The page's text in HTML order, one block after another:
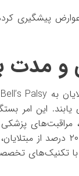
عوارض پیشگیری
مدت
این امر
مراقبت‌های
اجرا بشوند. در حدود ۲۰
تکنیک‌های تخصصی